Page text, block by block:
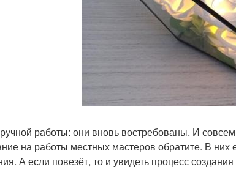
работы: они вновь востребованы. И
на работы местных мастеров обратите. В них
А если повезёт, то и увидеть процесс